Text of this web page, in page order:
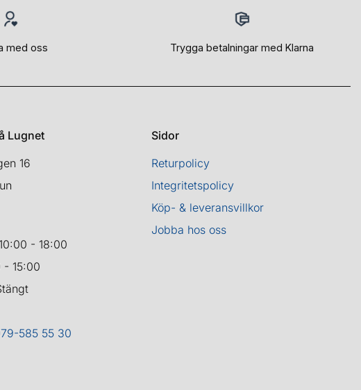
med oss Trygga betalningar med Klarna
Lugnet
16
- 18:00
- 15:00
585 55 30
Sidor
Returpolicy
Integritetspolicy
Köp- & leveransvillkor
Jobba hos oss